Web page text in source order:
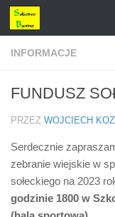
Przejdź do treści
INFORMACJE
FUNDUSZ
PRZEZ WOJCIECH
Serdecznie
zebranie wiejskie w
sołeckiego na 2023
godzinie 1800 w